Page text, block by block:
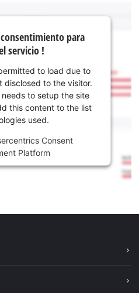
para
servicio !
to load due to
disclosed to the visitor.
to setup the site
this content to the list
used.
Consent
Platform